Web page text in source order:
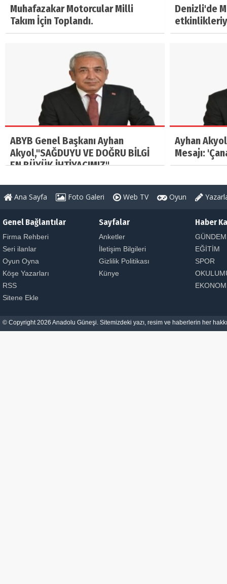
Muhafazakar Motorcular Milli
Takım İçin Toplandı.
Denizli'de
ABYB Genel Başkanı Ayhan
Akyol,"SAĞDUYU VE DOĞRU BİLGİ
EN BÜYÜK İHTİYACIMIZ"
Ayhan
Mesajı:
Ana Sayfa Foto Galeri Web TV Oyun
Genel Bağlantılar
Firma Rehberi
Seri ilanlar
Oyun Oyna
Köşe Yazarları
RSS
Sitene Ekle
Sayfalar
Anketler
İletişim Bilgileri
Gizlilik Politikası
Künye
Haber
GÜNDEM
EĞİTİM
SPOR
© Copyright 2026 Anadolu Güneşi. Sitemizdeki yazı, resim ve haberlerin her